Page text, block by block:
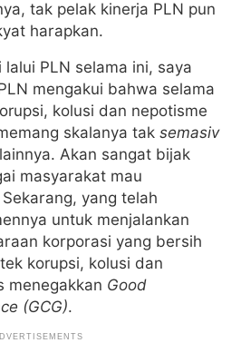
tak pelak kinerja PLN pun
harapkan.
PLN selama ini, saya
mengakui bahwa selama
kolusi dan nepotisme
skalanya tak semasiv
Akan sangat bijak
masyarakat mau
yang telah
untuk menjalankan
korporasi yang bersih
korupsi, kolusi dan
menegakkan Good
(GCG).